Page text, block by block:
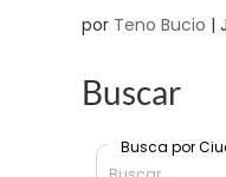
por Teno Bucio |
Buscar
Busca por